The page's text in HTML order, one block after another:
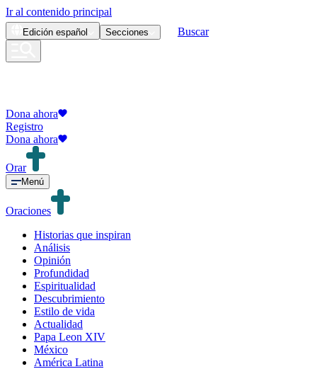
Ir al contenido principal
Edición español Secciones Buscar
Dona ahora
Registro
Dona ahora
Orar
Menú
Oraciones
Historias que inspiran
Análisis
Opinión
Profundidad
Espiritualidad
Descubrimiento
Estilo de vida
Actualidad
Papa Leon XIV
México
América Latina